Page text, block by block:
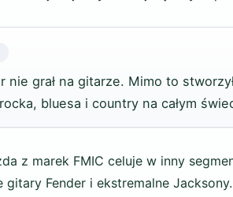
nie grał na gitarze. Mimo to
bluesa i country na całym
z marek FMIC celuje w inny
gitary Fender i ekstremalne Jacksony.